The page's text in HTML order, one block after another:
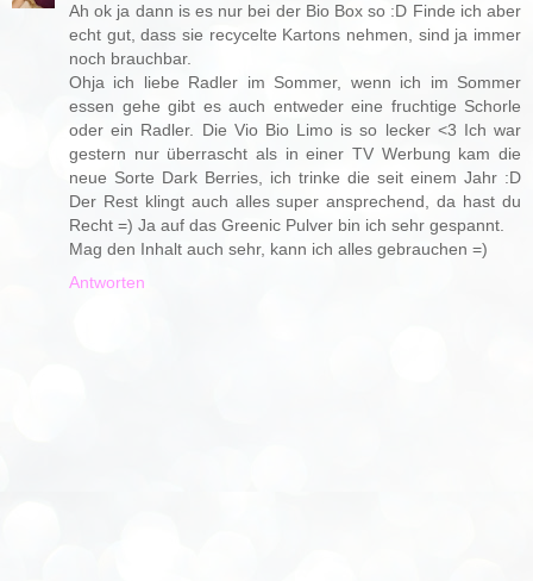
Ah ok ja dann is es nur bei der Bio Box so :D Finde ich aber
echt gut, dass sie recycelte Kartons nehmen, sind ja immer
noch brauchbar.
Ohja ich liebe Radler im Sommer, wenn ich im Sommer
essen gehe gibt es auch entweder eine fruchtige Schorle
oder ein Radler. Die Vio Bio Limo is so lecker <3 Ich war
gestern nur überrascht als in einer TV Werbung kam die
neue Sorte Dark Berries, ich trinke die seit einem Jahr :D
Der Rest klingt auch alles super ansprechend, da hast du
Recht =) Ja auf das Greenic Pulver bin ich sehr gespannt.
Mag den Inhalt auch sehr, kann ich alles gebrauchen =)
Antworten